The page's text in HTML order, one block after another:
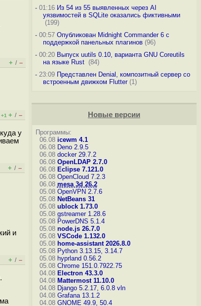
+ / –
+1 + / –
у
+ / –
и
+ / –
-01:16 Из 54 из 55 выявленных через AI
уязвимостей в SQLite оказались фиктивными
(199)
-00:57 Опубликован Midnight Commander 6 c
поддержкой панельных плагинов(96)
-00:20 Выпуск uutils 0.10, варианта GNU Coreutils
на языке Rust (84)
-23:09 Представлен Denial, композитный сервер со
встроенным движком Flutter(1)
Новые версии
Программы:
06.08 icewm 4.1
06.08 Deno 2.9.5
06.08 docker 29.7.2
06.08 OpenLDAP 2.7.0
06.08 Eclipse 7.121.0
06.08 OpenCloud 7.2.3
06.08 mesa 3d 26.2
05.08 OpenVPN 2.7.6
05.08 NetBeans 31
05.08 ublock 1.73.0
05.08 gstreamer 1.28.6
05.08 PowerDNS 5.1.4
05.08 node.js 26.7.0
05.08 VSCode 1.132.0
05.08 home-assistant 2026.8.0
05.08 Python 3.13.15, 3.14.7
05.08 hyprland 0.56.2
05.08 Chrome 151.0.7922.75
04.08 Electron 43.3.0
04.08 Mattermost 11.10.0
04.08 Django 5.2.17, 6.0.8 vln
04.08 Grafana 13.1.2
04.08 GNOME 49.9, 50.4